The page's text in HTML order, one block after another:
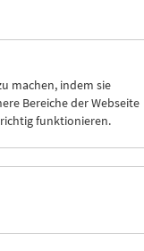
machen, indem sie
Bereiche der Webseite
funktionieren.